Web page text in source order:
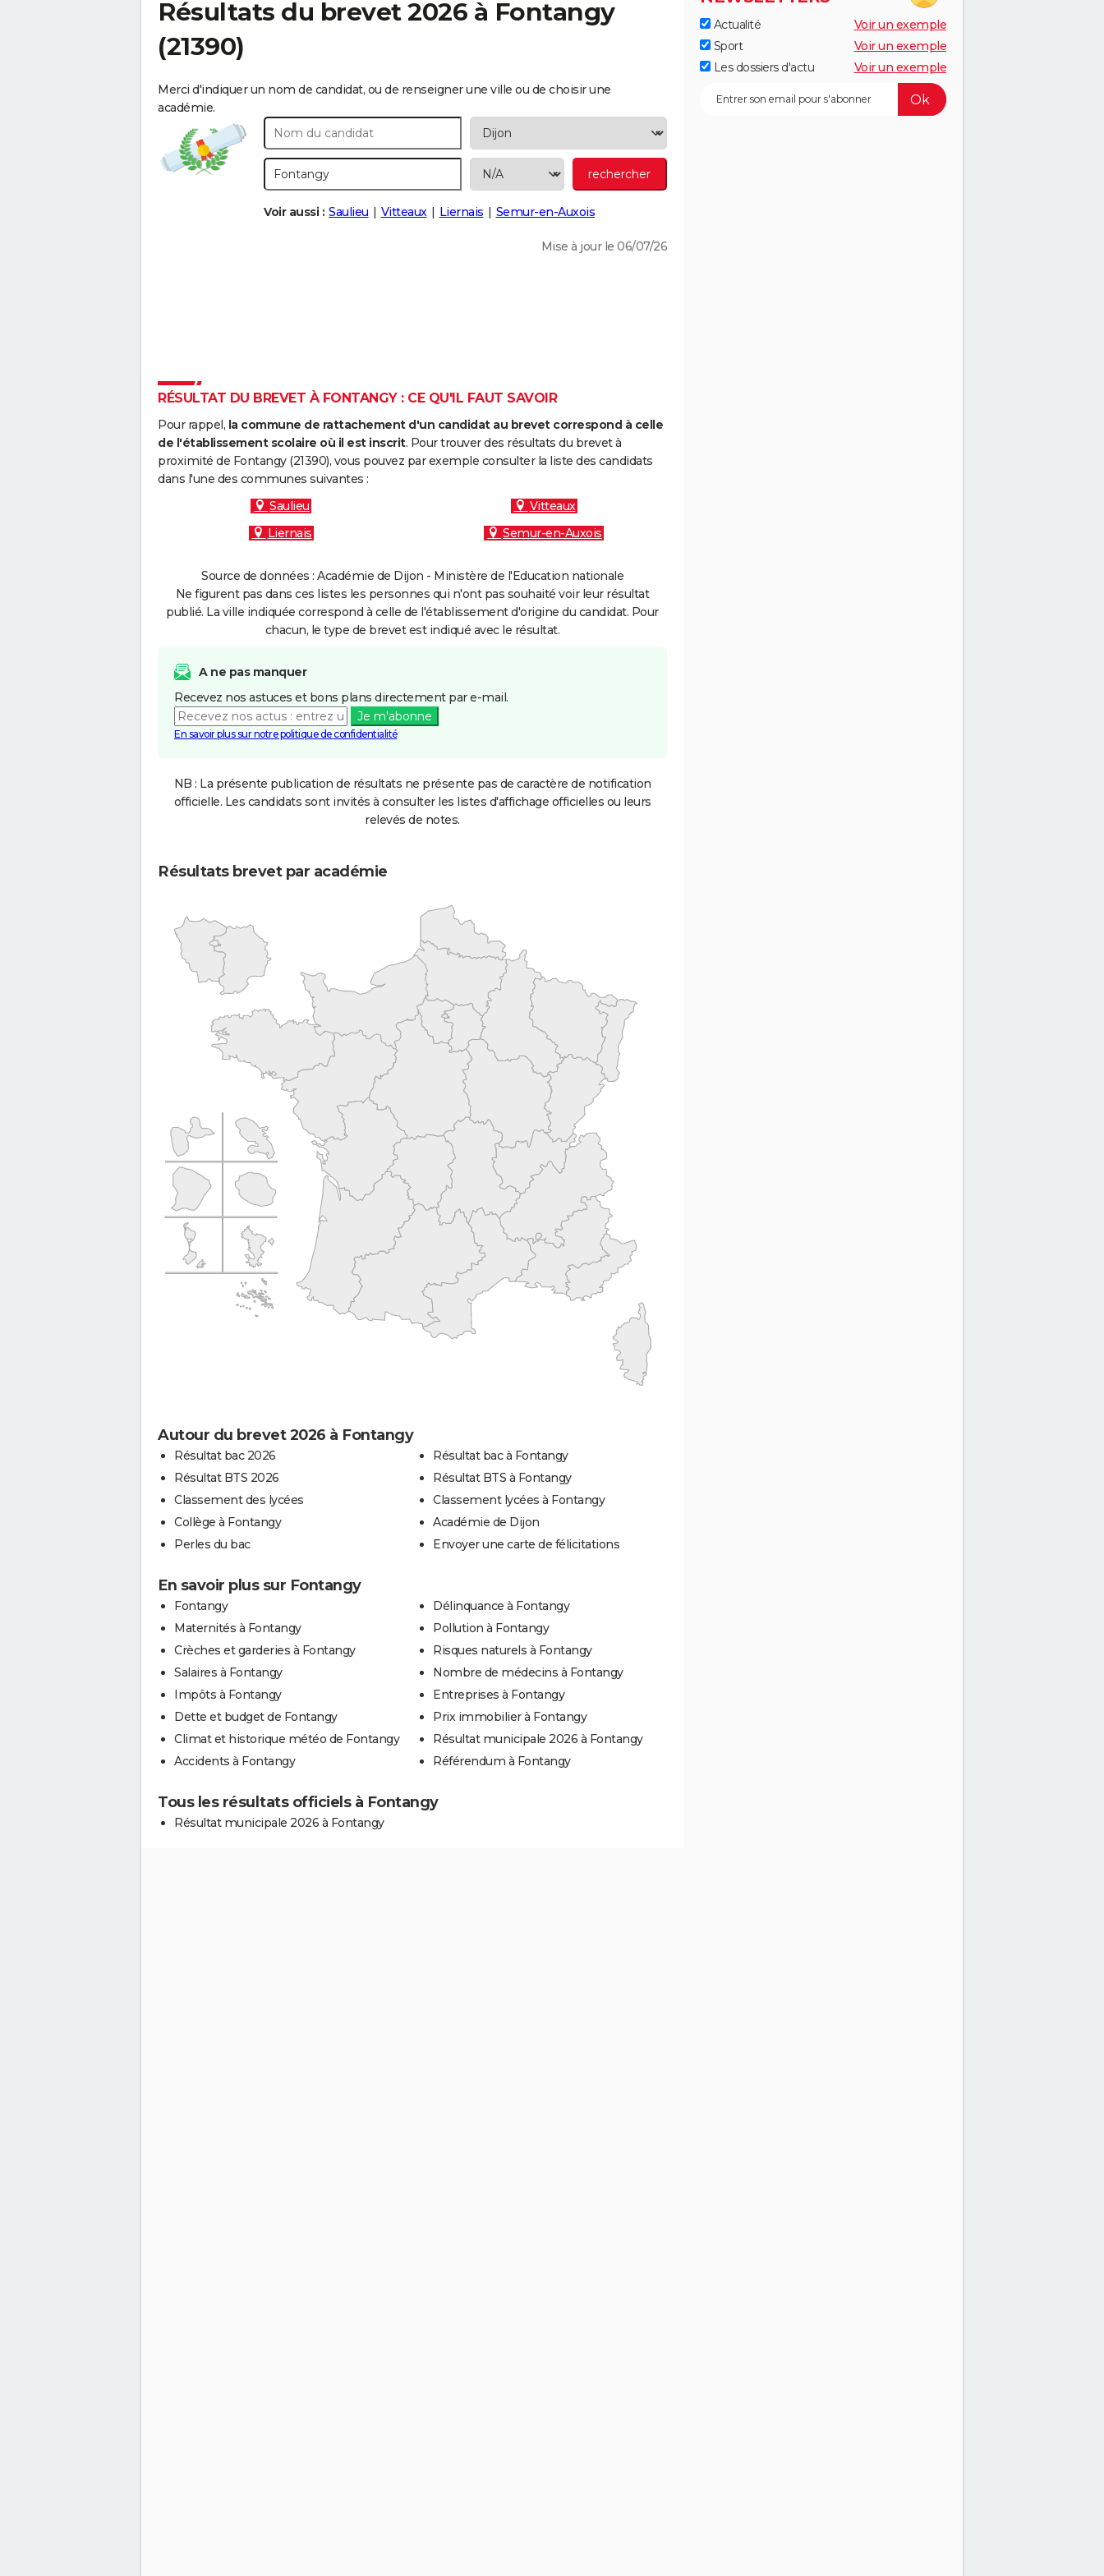
Résultats du brevet 2026 à Fontangy
(21390)
Merci d'indiquer un nom de candidat, ou de renseigner une ville ou de choisir une
académie.
Voir aussi : Saulieu Vitteaux Liernais Semur-en-Auxois
Mise à jour le 06/07/26
RÉSULTAT DU BREVET À FONTANGY : CE QU'IL FAUT SAVOIR
Pour rappel, la commune de rattachement d'un candidat au brevet correspond à celle
de l'établissement scolaire où il est inscrit. Pour trouver des résultats du brevet à
proximité de Fontangy (21390), vous pouvez par exemple consulter la liste des candidats
dans l'une des communes suivantes :
Saulieu
Vitteaux
Liernais
Semur-en-Auxois
Source de données : Académie de Dijon - Ministère de l'Education nationale
Ne figurent pas dans ces listes les personnes qui n'ont pas souhaité voir leur résultat
publié. La ville indiquée correspond à celle de l'établissement d'origine du candidat. Pour
chacun, le type de brevet est indiqué avec le résultat.
A ne pas manquer
Recevez nos astuces et bons plans directement par e-mail.
Je m'abonne
En savoir plus sur notre politique de confidentialité
NB : La présente publication de résultats ne présente pas de caractère de notification
officielle. Les candidats sont invités à consulter les listes d'affichage officielles ou leurs
relevés de notes.
Résultats brevet par académie
Autour du brevet 2026 à Fontangy
Résultat bac 2026
Résultat BTS 2026
Classement des lycées
Collège à Fontangy
Perles du bac
Résultat bac à Fontangy
Résultat BTS à Fontangy
Classement lycées à Fontangy
Académie de Dijon
Envoyer une carte de félicitations
En savoir plus sur Fontangy
Fontangy
Maternités à Fontangy
Crèches et garderies à Fontangy
Salaires à Fontangy
Impôts à Fontangy
Dette et budget de Fontangy
Climat et historique météo de Fontangy
Accidents à Fontangy
Délinquance à Fontangy
Pollution à Fontangy
Risques naturels à Fontangy
Nombre de médecins à Fontangy
Entreprises à Fontangy
Prix immobilier à Fontangy
Résultat municipale 2026 à Fontangy
Référendum à Fontangy
Tous les résultats officiels à Fontangy
Résultat municipale 2026 à Fontangy
Actualité
Voir un exemple
Sport
Voir un exemple
Les dossiers d'actu
Voir un exemple